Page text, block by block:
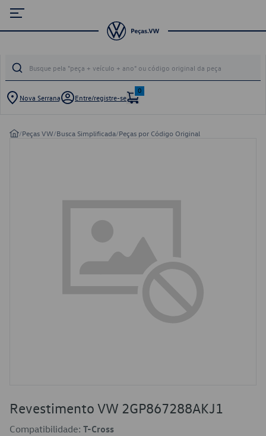
Nova Serrana Entre/registre-se
0
/Peças VW/Busca Simplificada/Peças por Código Original
Revestimento VW 2GP867288AKJ1
Compatibilidade: T-Cross